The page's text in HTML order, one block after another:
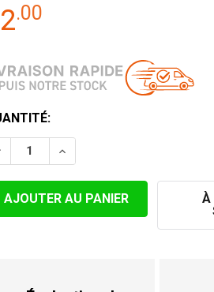
.00
LA QUANTITÉ DE
AUGMENTER LA
À